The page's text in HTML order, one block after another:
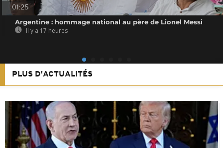
01:25
Argentine : hommage national au père de Lionel Messi
Il y a 17 heures
PLUS D'ACTUALITÉS